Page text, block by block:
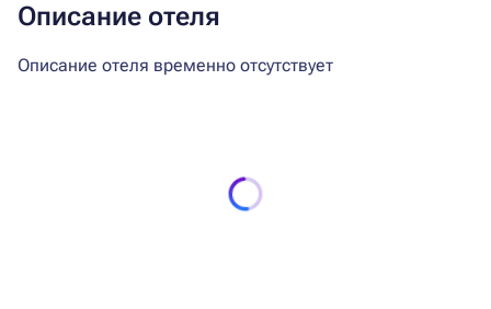
Описание отеля
Описание отеля временно отсутствует